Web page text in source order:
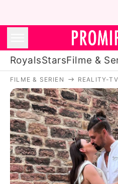
RoyalsStarsFilme &
Filme &
Familie
FILME & SERIEN REALITY-TV